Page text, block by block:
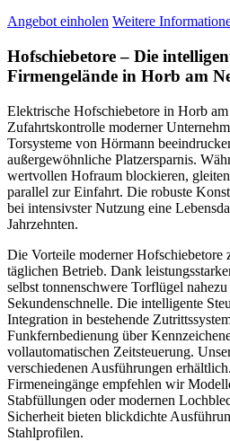
Angebot einholen Weitere
Hofschiebetore – Die
Firmengelände in Horb am
Elektrische Hofschiebetore in Horb
Zufahrtskontrolle moderner
Torsysteme von Hörmann
außergewöhnliche Platzersparnis.
wertvollen Hofraum blockieren,
parallel zur Einfahrt. Die robuste
bei intensivster Nutzung eine
Jahrzehnten.
Die Vorteile moderner Hofschiebetore
täglichen Betrieb. Dank
selbst tonnenschwere Torflügel
Sekundenschnelle. Die intelligente
Integration in bestehende
Funkfernbedienung über
vollautomatischen Zeitsteuerung.
verschiedenen Ausführungen
Firmeneingänge empfehlen wir
Stabfüllungen oder modernen
Sicherheit bieten blickdichte
Stahlprofilen.